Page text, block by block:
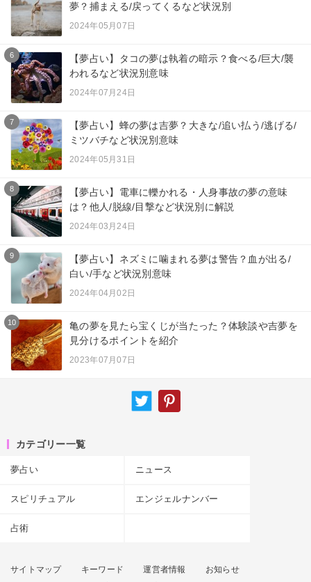
夢？捕まえる/戻ってくるなど状況別
2024年05月07日
6
【夢占い】タコの夢は執着の暗示？食べる/巨大/襲
われるなど状況別意味
2024年07月24日
7
【夢占い】蜂の夢は吉夢？大きな/追い払う/逃げる/
ミツバチなど状況別意味
2024年05月31日
8
【夢占い】電車に轢かれる・人身事故の夢の意味
は？他人/脱線/目撃など状況別に解説
2024年03月24日
9
【夢占い】ネズミに噛まれる夢は警告？血が出る/
白い/手など状況別意味
2024年04月02日
10
亀の夢を見たら宝くじが当たった？体験談や吉夢を
見分けるポイントを紹介
2023年07月07日
カテゴリー一覧
夢占い ニュース
スピリチュアル エンジェルナンバー
占術
サイトマップ キーワード 運営者情報
お知らせ